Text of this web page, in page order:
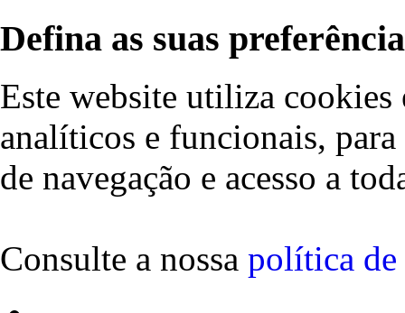
Defina as suas
Este website utiliza cookies
analíticos e funcionais,
de navegação e acesso a
Consulte a nossa política de